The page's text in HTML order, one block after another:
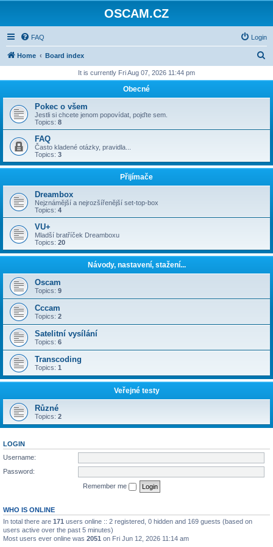
OSCAM.CZ
FAQ Login
Home Board index
r
h
It is currently Fri Aug 07, 2026 11:44 pm
Obecné
Pokec o všem
Jestli si chcete jenom popovídat, pojďte sem.
Topics: 8
FAQ
Často kladené otázky, pravidla...
Topics: 3
Přijímače
Dreambox
Nejznámější a nejrozšířenější set-top-box
Topics: 4
VU+
Mladší bratříček Dreamboxu
Topics: 20
Návody, nastavení, stažení...
Oscam
Topics: 9
Cccam
Topics: 2
Satelitní vysílání
Topics: 6
Transcoding
Topics: 1
Veřejné testy
Různé
Topics: 2
LOGIN
Username:
Password:
Remember me
WHO IS ONLINE
In total there are 171 users online :: 2 registered, 0 hidden and 169 guests (based on
users active over the past 5 minutes)
Most users ever online was 2051 on Fri Jun 12, 2026 11:14 am